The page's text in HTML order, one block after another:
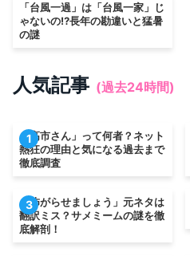
「台風一過」は「台風一家」じ
ゃないの⁉長年の勘違いと猛暑
の謎
人気記事 (過去24時間)
1
「高市さん」って何者？ネット
熱狂の理由と気になる過去まで
徹底調査
3
「怖がらせましょう」元ネタは
翻訳ミス？サメミームの謎を徹
底解剖！